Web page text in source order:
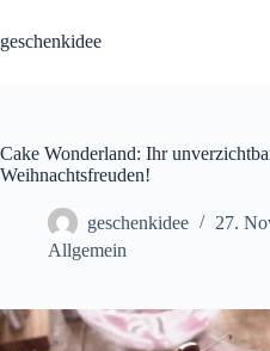
content
geschenkidee
Cake Wonderland: Ihr
Weihnachtsfreuden!
geschenkidee
27.
Allgemein